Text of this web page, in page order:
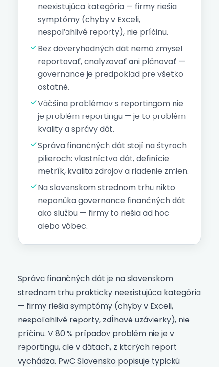
neexistujúca kategória — firmy riešia
symptómy (chyby v Exceli,
nespoľahlivé reporty), nie príčinu.
Bez dôveryhodných dát nemá zmysel
reportovať, analyzovať ani plánovať —
governance je predpoklad pre všetko
ostatné.
Väčšina problémov s reportingom nie
je problém reportingu — je to problém
kvality a správy dát.
Správa finančných dát stojí na štyroch
pilieroch: vlastníctvo dát, definície
metrík, kvalita zdrojov a riadenie zmien.
Na slovenskom strednom trhu nikto
neponúka governance finančných dát
ako službu — firmy to riešia ad hoc
alebo vôbec.
Správa finančných dát je na slovenskom
strednom trhu prakticky neexistujúca kategória
— firmy riešia symptómy (chyby v Exceli,
nespoľahlivé reporty, zdĺhavé uzávierky), nie
príčinu. V 80 % prípadov problém nie je v
reportingu, ale v dátach, z ktorých report
vychádza. PwC Slovensko popisuje typickú